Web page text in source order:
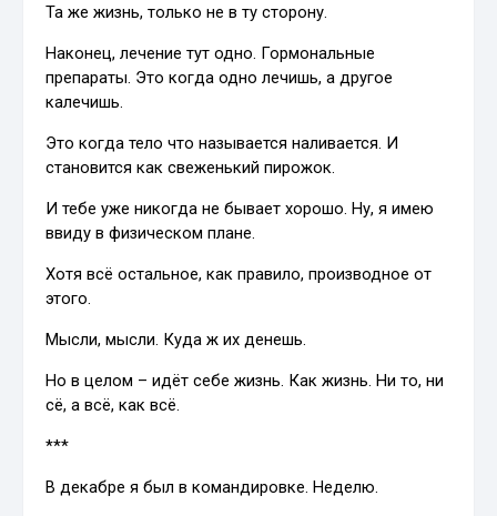
Та же жизнь, только не в ту сторону.
Наконец, лечение тут одно. Гормональные
препараты. Это когда одно лечишь, а другое
калечишь.
Это когда тело что называется наливается. И
становится как свеженький пирожок.
И тебе уже никогда не бывает хорошо. Ну, я имею
ввиду в физическом плане.
Хотя всё остальное, как правило, производное от
этого.
Мысли, мысли. Куда ж их денешь.
Но в целом – идёт себе жизнь. Как жизнь. Ни то, ни
сё, а всё, как всё.
***
В декабре я был в командировке. Неделю.